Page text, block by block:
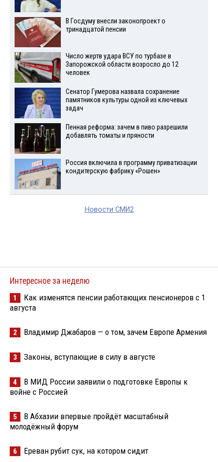
В Госдуму внесли законопроект о
тринадцатой пенсии
Число жертв удара ВСУ по турбазе в
Запорожской области возросло до 12
человек
Сенатор Гумерова назвала сохранение
памятников культуры одной из ключевых
задач
Пенная реформа: зачем в пиво разрешили
добавлять томаты и пряности
Россия включила в программу приватизации
кондитерскую фабрику «Рошен»
Новости СМИ2
Интересное за неделю
1
Как изменятся пенсии работающих пенсионеров с 1
августа
2 Владимир Джабаров — о том, зачем Европе Армения
3 Законы, вступающие в силу в августе
4
В МИД России заявили о подготовке Европы к
войне с Россией
5
В Абхазии впервые пройдёт масштабный
молодёжный форум
6 Ереван рубит сук, на котором сидит